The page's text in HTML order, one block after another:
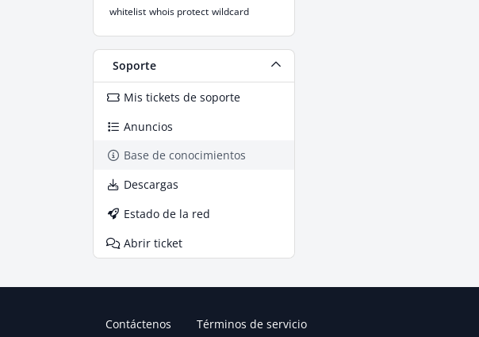
whitelist whois protect wildcard
Soporte
Mis tickets de soporte
Anuncios
Base de conocimientos
Descargas
Estado de la red
Abrir ticket
Contáctenos Términos de servicio